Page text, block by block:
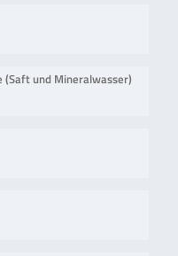
(Saft und Mineralwasser)